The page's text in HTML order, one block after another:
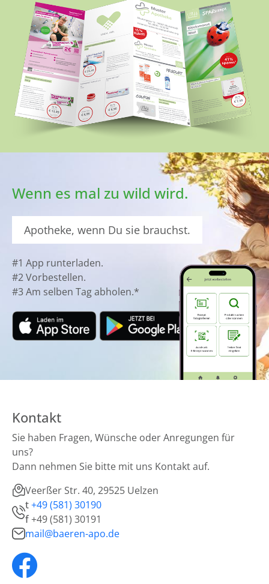
Wenn es mal zu wild wird.
Apotheke, wenn Du sie brauchst.
#1 App runterladen.
#2 Vorbestellen.
#3 Am selben Tag abholen.*
Kontakt
Sie haben Fragen, Wünsche oder Anregungen für
uns?
Dann nehmen Sie bitte mit uns Kontakt auf.
Veerßer Str. 40, 29525 Uelzen
t+49 (581) 30190
f+49 (581) 30191
mail@baeren-apo.de